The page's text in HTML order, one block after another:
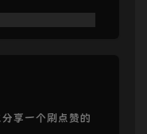
享一个刷点赞的